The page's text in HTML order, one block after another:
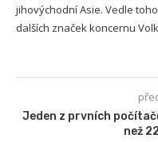
jihovýchodní Asie. Vedle
dalších značek koncernu
Jeden z prvních
než